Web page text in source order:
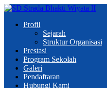
Profil
Sejarah
Struktur Organisasi
Prestasi
Program Sekolah
Galeri
Pendaftaran
Hubungi Kami